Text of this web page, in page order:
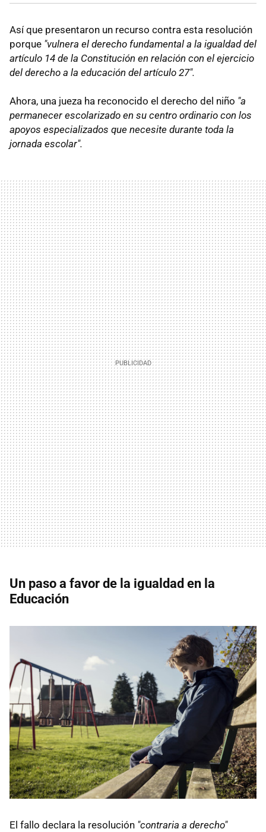
Así que presentaron un recurso contra esta resolución
porque "vulnera el derecho fundamental a la igualdad del
artículo 14 de la Constitución en relación con el ejercicio
del derecho a la educación del artículo 27".
Ahora, una jueza ha reconocido el derecho del niño "a
permanecer escolarizado en su centro ordinario con los
apoyos especializados que necesite durante toda la
jornada escolar".
Un paso a favor de la igualdad en la
Educación
El fallo declara la resolución "contraria a derecho"